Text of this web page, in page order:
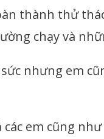
thành thử
chạy và
sức nhưng em
em cũng